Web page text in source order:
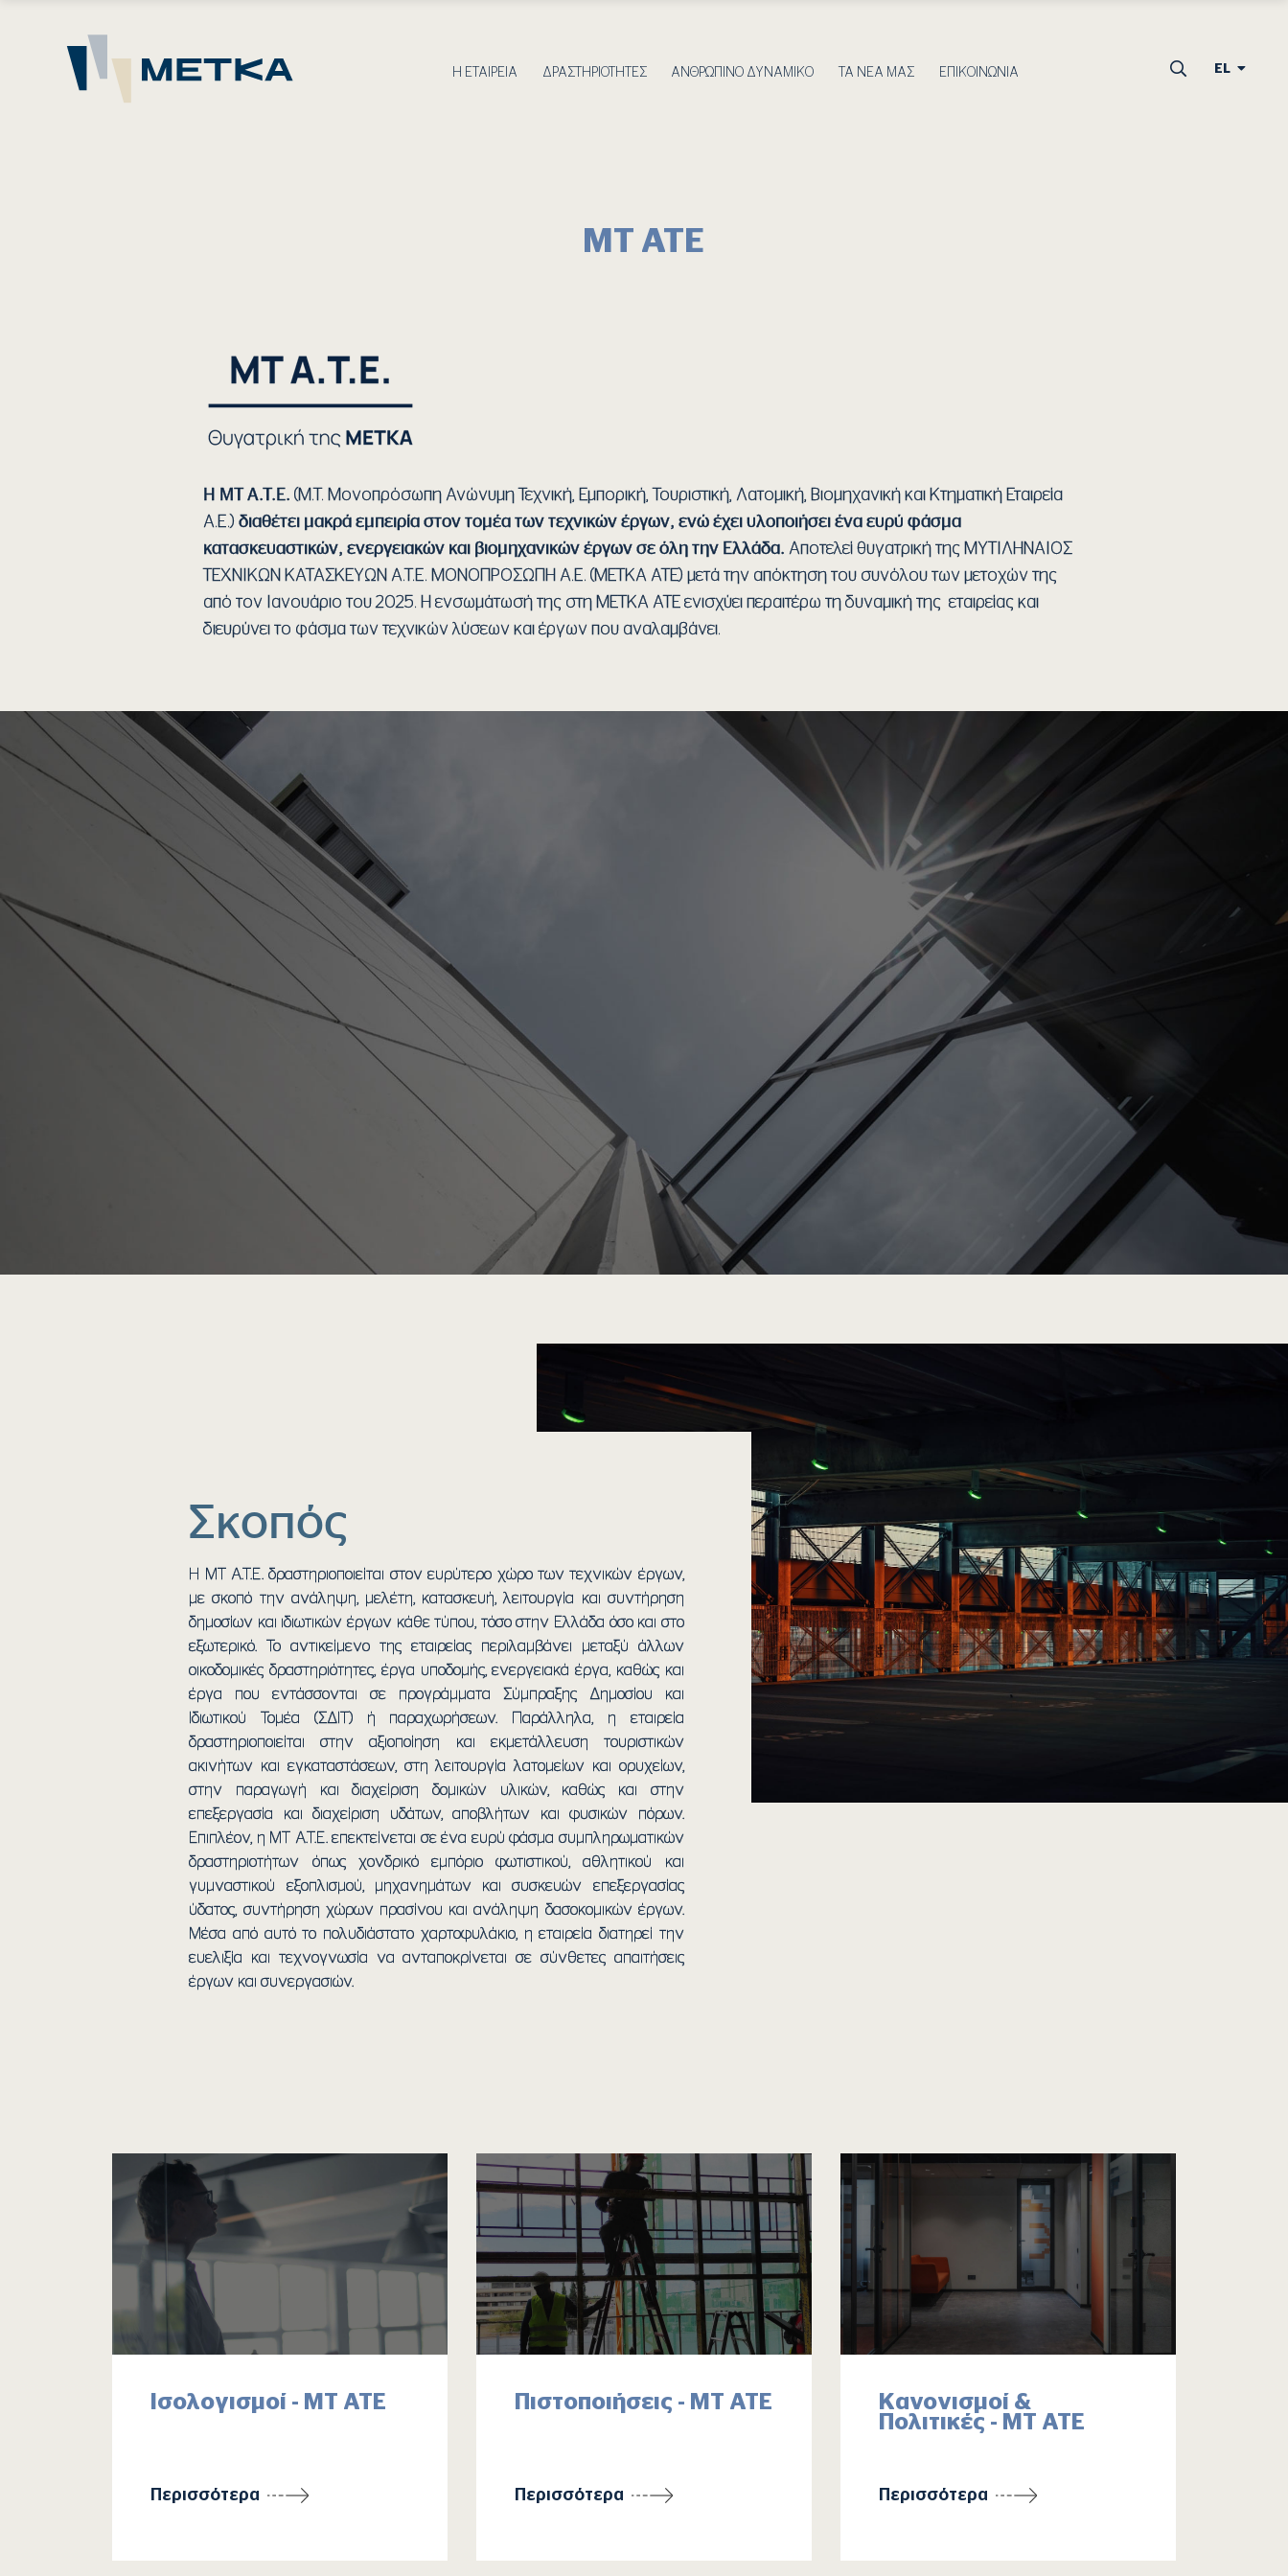
Η ΕΤΑΙΡΕΙΑ ΔΡΑΣΤΗΡΙΟΤΗΤΕΣ ΑΝΘΡΩΠΙΝΟ ΔΥΝΑΜΙΚΟ ΤΑ ΝΕΑ ΜΑΣ ΕΠΙΚΟΙΝΩΝΙΑ EL
ΜΤ ΑΤΕ
Η ΜΤ Α.Τ.Ε. (Μ.Τ. Μονοπρόσωπη Ανώνυμη Τεχνική, Εμπορική, Τουριστική, Λατομική, Βιομηχανική και Κτηματική Εταιρεία
Α.Ε.) διαθέτει μακρά εμπειρία στον τομέα των τεχνικών έργων, ενώ έχει υλοποιήσει ένα ευρύ φάσμα
κατασκευαστικών, ενεργειακών και βιομηχανικών έργων σε όλη την Ελλάδα. Αποτελεί θυγατρική της ΜΥΤΙΛΗΝΑΙΟΣ
ΤΕΧΝΙΚΩΝ ΚΑΤΑΣΚΕΥΩΝ Α.Τ.Ε. ΜΟΝΟΠΡΟΣΩΠΗ Α.Ε. (ΜΕΤΚΑ ΑΤΕ) μετά την απόκτηση του συνόλου των μετοχών της
από τον Ιανουάριο του 2025. Η ενσωμάτωσή της στη ΜΕΤΚΑ ΑΤΕ ενισχύει περαιτέρω τη δυναμική της εταιρείας και
διευρύνει το φάσμα των τεχνικών λύσεων και έργων που αναλαμβάνει.
Σκοπός
Η ΜΤ Α.Τ.Ε. δραστηριοποιείται στον ευρύτερο χώρο των τεχνικών έργων,
με σκοπό την ανάληψη, μελέτη, κατασκευή, λειτουργία και συντήρηση
δημοσίων και ιδιωτικών έργων κάθε τύπου, τόσο στην Ελλάδα όσο και στο
εξωτερικό. Το αντικείμενο της εταιρείας περιλαμβάνει μεταξύ άλλων
οικοδομικές δραστηριότητες, έργα υποδομής, ενεργειακά έργα, καθώς και
έργα που εντάσσονται σε προγράμματα Σύμπραξης Δημοσίου και
Ιδιωτικού Τομέα (ΣΔΙΤ) ή παραχωρήσεων. Παράλληλα, η εταιρεία
δραστηριοποιείται στην αξιοποίηση και εκμετάλλευση τουριστικών
ακινήτων και εγκαταστάσεων, στη λειτουργία λατομείων και ορυχείων,
στην παραγωγή και διαχείριση δομικών υλικών, καθώς και στην
επεξεργασία και διαχείριση υδάτων, αποβλήτων και φυσικών πόρων.
Επιπλέον, η ΜΤ Α.Τ.Ε. επεκτείνεται σε ένα ευρύ φάσμα συμπληρωματικών
δραστηριοτήτων όπως χονδρικό εμπόριο φωτιστικού, αθλητικού και
γυμναστικού εξοπλισμού, μηχανημάτων και συσκευών επεξεργασίας
ύδατος, συντήρηση χώρων πρασίνου και ανάληψη δασοκομικών έργων.
Μέσα από αυτό το πολυδιάστατο χαρτοφυλάκιο, η εταιρεία διατηρεί την
ευελιξία και τεχνογνωσία να ανταποκρίνεται σε σύνθετες απαιτήσεις
έργων και συνεργασιών.
Ισολογισμοί - ΜΤ ΑΤΕ
Περισσότερα
Πιστοποιήσεις - ΜΤ ΑΤΕ
Περισσότερα
Κανονισμοί &
Πολιτικές - ΜΤ ΑΤΕ
Περισσότερα